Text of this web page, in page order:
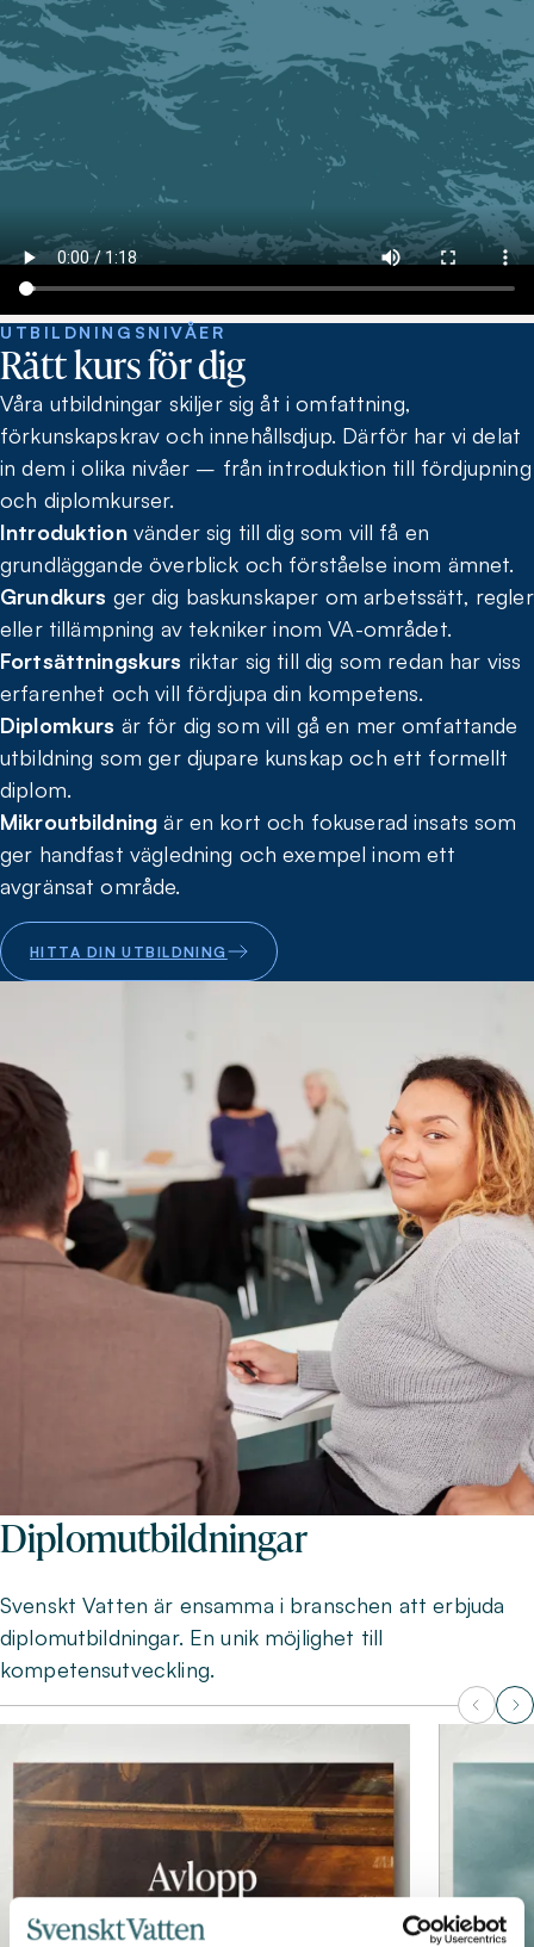
UTBILDNINGSNIVÅER
Rätt kurs för dig
Våra utbildningar skiljer sig åt i omfattning,
förkunskapskrav och innehållsdjup. Därför har vi delat
in dem i olika nivåer – från introduktion till fördjupning
och diplomkurser.
Introduktionvänder sig till dig som vill få en
grundläggande överblick och förståelse inom ämnet.
Grundkurs ger dig baskunskaper om arbetssätt, regler
eller tillämpning av tekniker inom VA-området.
Fortsättningskurs riktar sig till dig som redan har viss
erfarenhet och vill fördjupa din kompetens.
Diplomkurs är för dig som vill gå en mer omfattande
utbildning som ger djupare kunskap och ett formellt
diplom.
Mikroutbildning är en kort och fokuserad insats som
ger handfast vägledning och exempel inom ett
avgränsat område.
HITTA DIN UTBILDNING
Diplomutbildningar
Svenskt Vatten är ensamma i branschen att erbjuda
diplomutbildningar. En unik möjlighet till
kompetensutveckling.